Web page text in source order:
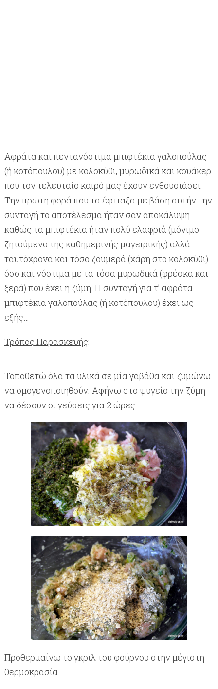
Αφράτα και πεντανόστιμα μπιφτέκια γαλοπούλας
(ή κοτόπουλου) με κολοκύθι, μυρωδικά και κουάκερ
που τον τελευταίο καιρό μας έχουν ενθουσιάσει.
Την πρώτη φορά που τα έφτιαξα με βάση αυτήν την
συνταγή το αποτέλεσμα ήταν σαν αποκάλυψη
καθώς τα μπιφτέκια ήταν πολύ ελαφριά (μόνιμο
ζητούμενο της καθημερινής μαγειρικής) αλλά
ταυτόχρονα και τόσο ζουμερά (χάρη στο κολοκύθι)
όσο και νόστιμα με τα τόσα μυρωδικά (φρέσκα και
ξερά) που έχει η ζύμη. Η συνταγή για τ’ αφράτα
μπιφτέκια γαλοπούλας (ή κοτόπουλου) έχει ως
εξής…
Τρόπος Παρασκευής:
Τοποθετώ όλα τα υλικά σε μία γαβάθα και ζυμώνω
να ομογενοποιηθούν. Αφήνω στο ψυγείο την ζύμη
να δέσουν οι γεύσεις για 2 ώρες.
Προθερμαίνω το γκριλ του φούρνου στην μέγιστη
θερμοκρασία.